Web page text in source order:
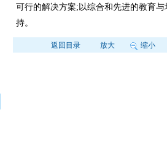
可行的解决方案;以综合和先进的教育
持。
返回目录 放大 缩小